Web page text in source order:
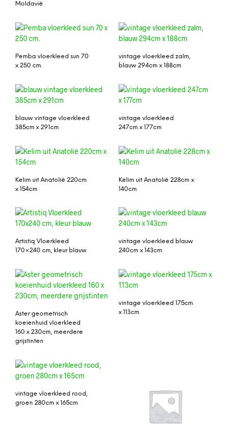
Moldavië
Pemba vloerkleed sun 70
x 250 cm.
vintage vloerkleed zalm,
blauw 294cm x 188cm
blauw vintage vloerkleed
385cm x 291cm
vintage vloerkleed
247cm x 177cm
Kelim uit Anatolië 220cm
x 154cm
Kelim uit Anatolië 228cm x
140cm
Artistiq Vloerkleed
170×240 cm, kleur blauw
vintage vloerkleed blauw
240cm x 143cm
Aster geometrisch
koeienhuid vloerkleed
160 x 230cm, meerdere
grijstinten
vintage vloerkleed 175cm
x 113cm
vintage vloerkleed rood,
groen 280cm x 165cm